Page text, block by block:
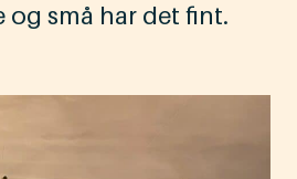
og små har det fint.